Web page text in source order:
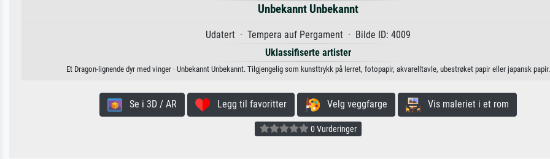
Unbekannt Unbekannt
Udatert · Tempera auf Pergament · Bilde ID: 4009
Uklassifiserte artister
Et Dragon-lignende dyr med vinger · Unbekannt Unbekannt. Tilgjengelig som kunsttrykk på lerret, fotopapir, akvarelltavle, ubestrøket papir eller japansk papir.
Se i 3D / AR Legg til favoritter Velg veggfarge Vis maleriet i et rom
0 Vurderinger